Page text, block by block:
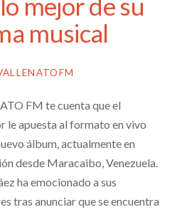
musical
FM te cuenta que el
le apuesta al formato en vivo
álbum, actualmente en
desde Maracaibo, Venezuela.
ha emocionado a sus
tras anunciar que se encuentra